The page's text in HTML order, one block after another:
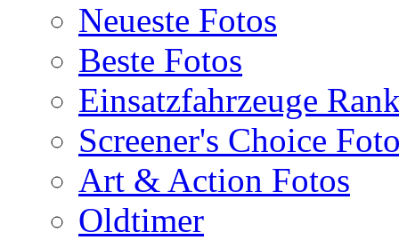
Neueste Fotos
Beste Fotos
Einsatzfahrzeuge
Screener's Choice
Art & Action Fotos
Oldtimer